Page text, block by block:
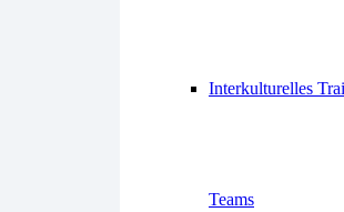
Interkulturelles
Teams